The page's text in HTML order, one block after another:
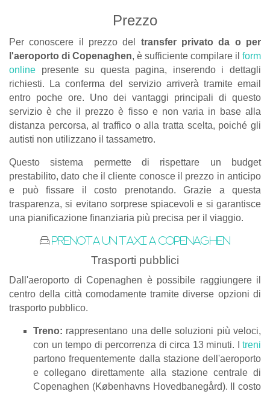
Prezzo
Per conoscere il prezzo del transfer privato da o per
l'aeroporto di Copenaghen, è sufficiente compilare il form
online presente su questa pagina, inserendo i dettagli
richiesti. La conferma del servizio arriverà tramite email
entro poche ore. Uno dei vantaggi principali di questo
servizio è che il prezzo è fisso e non varia in base alla
distanza percorsa, al traffico o alla tratta scelta, poiché gli
autisti non utilizzano il tassametro.
Questo sistema permette di rispettare un budget
prestabilito, dato che il cliente conosce il prezzo in anticipo
e può fissare il costo prenotando. Grazie a questa
trasparenza, si evitano sorprese spiacevoli e si garantisce
una pianificazione finanziaria più precisa per il viaggio.
Prenota un taxi a Copenaghen
Trasporti pubblici
Dall'aeroporto di Copenaghen è possibile raggiungere il
centro della città comodamente tramite diverse opzioni di
trasporto pubblico.
Treno: rappresentano una delle soluzioni più veloci,
con un tempo di percorrenza di circa 13 minuti. I treni
partono frequentemente dalla stazione dell'aeroporto
e collegano direttamente alla stazione centrale di
Copenaghen (Københavns Hovedbanegård). Il costo